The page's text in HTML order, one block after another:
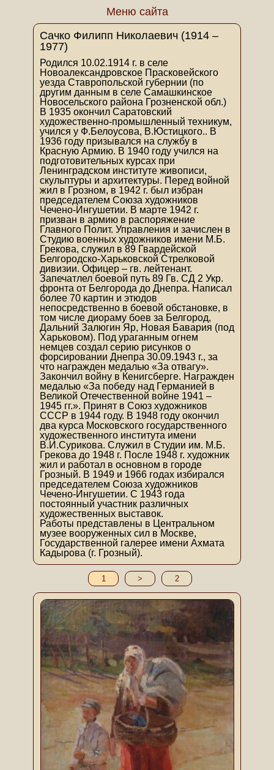
Меню сайта
Сачко Филипп Николаевич (1914 –
1977)
Родился 10.02.1914 г. в селе
Новоалександровское Прасковейского
уезда Ставропольской губернии (по
другим данным в селе Самашкинское
Новосельского района Грозненской обл.)
В 1935 окончил Саратовский
художественно-промышленный техникум,
учился у Ф.Белоусова, В.Юстицкого.. В
1936 году призывался на службу в
Красную Армию. В 1940 году учился на
подготовительных курсах при
Ленинградском институте живописи,
скульптуры и архитектуры. Перед войной
жил в Грозном, в 1942 г. был избран
председателем Союза художников
Чечено-Ингушетии. В марте 1942 г.
призван в армию в распоряжение
Главного Полит. Управления и зачислен в
Студию военных художников имени М.Б.
Грекова, служил в 89 Гвардейской
Белгородско-Харьковской Стрелковой
дивизии. Офицер – гв. лейтенант.
Запечатлел боевой путь 89 Гв. СД 2 Укр.
фронта от Белгорода до Днепра. Написал
более 70 картин и этюдов
непосредственно в боевой обстановке, в
том числе диораму боев за Белгород,
Дальний Залюгин Яр, Новая Бавария (под
Харьковом). Под ураганным огнем
немцев создал серию рисунков о
форсировании Днепра 30.09.1943 г., за
что награжден медалью «За отвагу».
Закончил войну в Кенигсберге. Награжден
медалью «За победу над Германией в
Великой Отечественной войне 1941 –
1945 гг.». Принят в Союз художников
СССР в 1944 году. В 1948 году окончил
два курса Московского государственного
художественного института имени
В.И.Сурикова. Служил в Студии им. М.Б.
Грекова до 1948 г. После 1948 г. художник
жил и работал в основном в городе
Грозный. В 1949 и 1966 годах избирался
председателем Союза художников
Чечено-Ингушетии. С 1943 года
постоянный участник различных
художественных выставок.
Работы представлены в Центральном
музее вооруженных сил в Москве,
Государственной галерее имени Ахмата
Кадырова (г. Грозный).
1 > 2